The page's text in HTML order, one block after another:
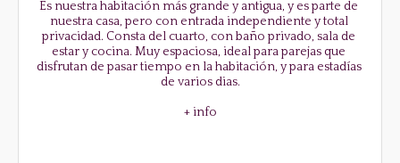
Es nuestra habitación más grande y antigua, y es parte de
nuestra casa, pero con entrada independiente y total
privacidad. Consta del cuarto, con baño privado, sala de
estar y cocina. Muy espaciosa, ideal para parejas que
disfrutan de pasar tiempo en la habitación, y para estadías
de varios dias.
+ info